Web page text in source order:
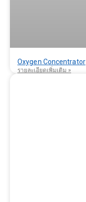
Oxygen Concentrator
รายละเอียดเพิ่มเติม »